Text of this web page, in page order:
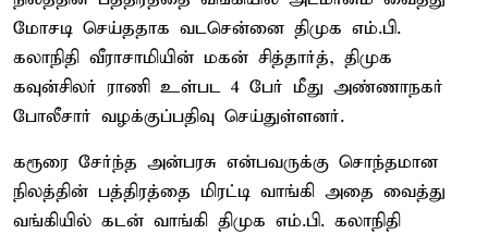
மோசடி செய்ததாக வடசென்னை திமுக எம்.பி.
கலாநிதி வீராசாமியின் மகன் சித்தார்த், திமுக
கவுன்சிலர் ராணி உள்பட 4 பேர் மீது அண்ணாநகர்
போலீசார் வழக்குப்பதிவு செய்துள்ளனர்.
கரூரை சேர்ந்த அன்பரசு என்பவருக்கு சொந்தமான
நிலத்தின் பத்திரத்தை மிரட்டி வாங்கி அதை வைத்து
வங்கியில் கடன் வாங்கி திமுக எம்.பி. கலாநிதி